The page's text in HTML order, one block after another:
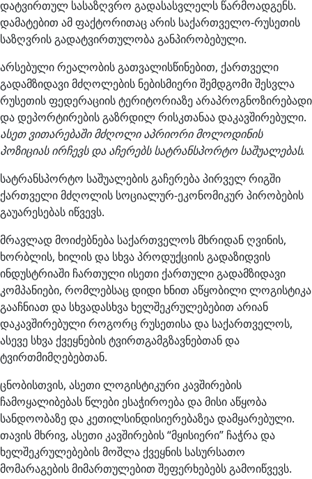
დატვირთულ სასაზღვრო გადასასვლელს წარმოადგენს.
დამატებით ამ ფაქტორითაც არის საქართველო-რუსეთის
საზღვრის გადატვირთულობა განპირობებული.
არსებული რეალობის გათვალისწინებით, ქართველი
გადამზიდავი მძღოლების ნებისმიერი შემდგომი შესვლა
რუსეთის ფედერაციის ტერიტორიაზე არაპროგნოზირებადი
და დეპორტირების გაზრდილ რისკთანაა დაკავშირებული.
ასეთ ვითარებაში მძღოლი აპრიორი მოლოდინის
პოზიციას ირჩევს და აჩერებს სატრანსპორტო საშუალებას.
სატრანსპორტო საშუალების გაჩერება პირველ რიგში
ქართველი მძღოლის სოციალურ-ეკონომიკურ პირობების
გაუარესებას იწვევს.
მრავლად მოიძებნება საქართველოს მხრიდან ღვინის,
ხორბლის, ხილის და სხვა პროდუქციის გადაზიდვის
ინდუსტრიაში ჩართული ისეთი ქართული გადამზიდავი
კომპანიები, რომლებსაც დიდი ხნით აწყობილი ლოგისტიკა
გააჩნიათ და სხვადასხვა ხელშეკრულებებით არიან
დაკავშირებული როგორც რუსეთისა და საქართველოს,
ასევე სხვა ქვეყნების ტვირთგამგზავნებთან და
ტვირთმიმღებებთან.
ცნობისთვის, ასეთი ლოგისტიკური კავშირების
ჩამოყალიბებას წლები ესაჭიროება და მისი აწყობა
სანდოობაზე და კეთილსინდისიერებაზეა დამყარებული.
თავის მხრივ, ასეთი კავშირების “მყისიერი” ჩაჭრა და
ხელშეკრულებების მოშლა ქვეყნის სასურსათო
მომარაგების მიმართულებით შეფერხებებს გამოიწვევს.